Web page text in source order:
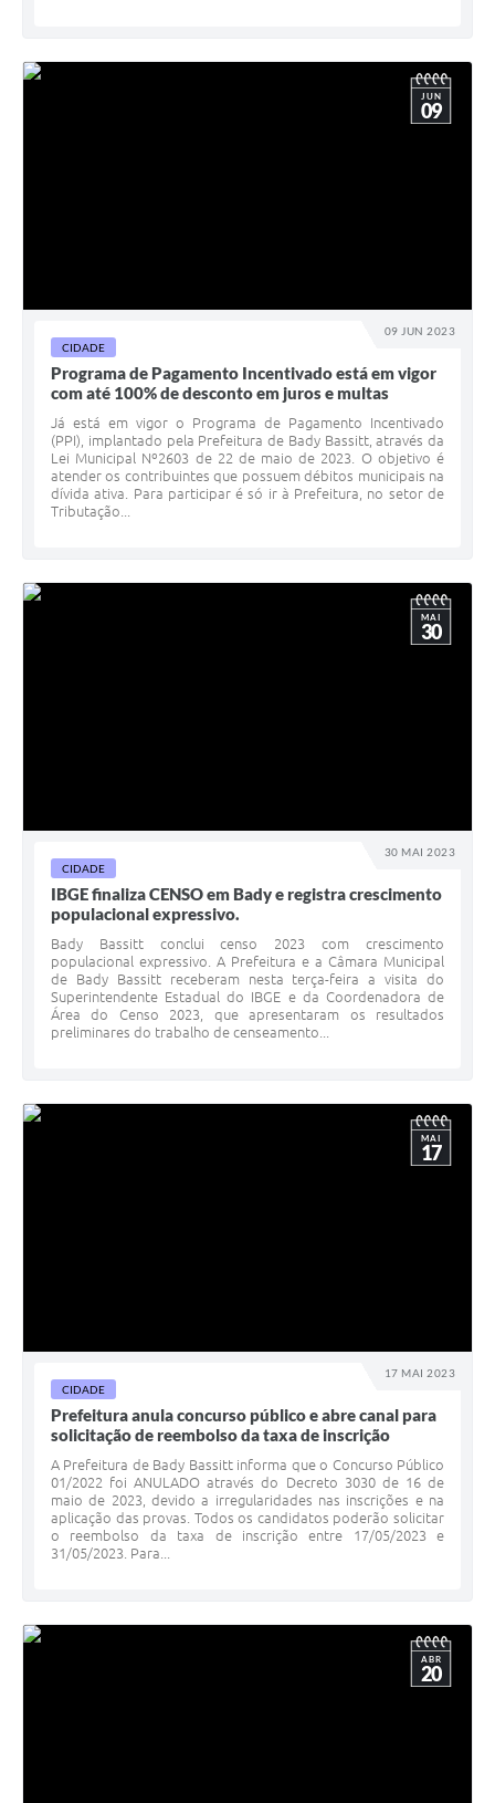
09 JUN 2023
JUN
09
CIDADE
Programa de Pagamento Incentivado está em vigor
com até 100% de desconto em juros e multas
Já está em vigor o Programa de Pagamento Incentivado
(PPI), implantado pela Prefeitura de Bady Bassitt, através da
Lei Municipal Nº2603 de 22 de maio de 2023. O objetivo é
atender os contribuintes que possuem débitos municipais na
dívida ativa. Para participar é só ir à Prefeitura, no setor de
Tributação...
30 MAI 2023
MAI
30
CIDADE
IBGE finaliza CENSO em Bady e registra crescimento
populacional expressivo.
Bady Bassitt conclui censo 2023 com crescimento
populacional expressivo. A Prefeitura e a Câmara Municipal
de Bady Bassitt receberam nesta terça-feira a visita do
Superintendente Estadual do IBGE e da Coordenadora de
Área do Censo 2023, que apresentaram os resultados
preliminares do trabalho de censeamento...
17 MAI 2023
MAI
17
CIDADE
Prefeitura anula concurso público e abre canal para
solicitação de reembolso da taxa de inscrição
A Prefeitura de Bady Bassitt informa que o Concurso Público
01/2022 foi ANULADO através do Decreto 3030 de 16 de
maio de 2023, devido a irregularidades nas inscrições e na
aplicação das provas. Todos os candidatos poderão solicitar
o reembolso da taxa de inscrição entre 17/05/2023 e
31/05/2023. Para...
ABR
20